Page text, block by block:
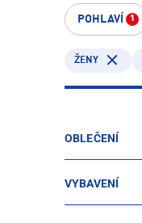
POHLAVÍ 1
ŽENY
OBLEČENÍ
VYBAVENÍ